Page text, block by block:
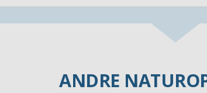
ANDRE